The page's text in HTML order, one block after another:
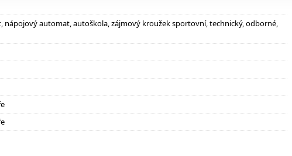
automat, autoškola, zájmový kroužek sportovní, technický, odborné,